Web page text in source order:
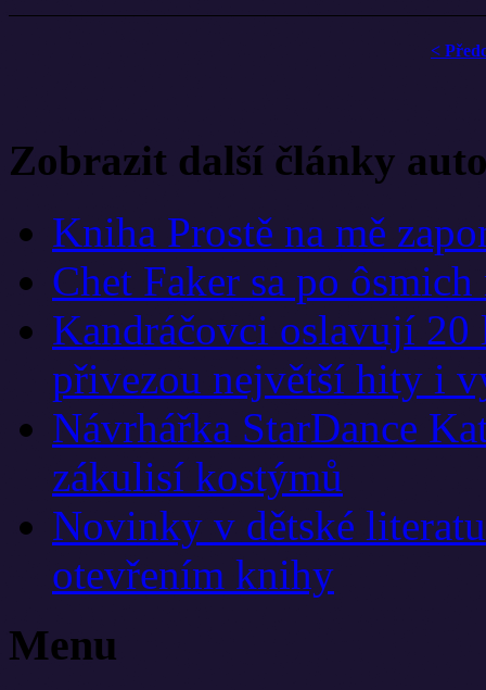
<
Zobrazit další články
Kniha Prostě na mě
Chet Faker sa po
Kandráčovci oslavují 20
přivezou největší hity i
Návrhářka StarDance
zákulisí kostýmů
Novinky v dětské
otevřením knihy
Menu